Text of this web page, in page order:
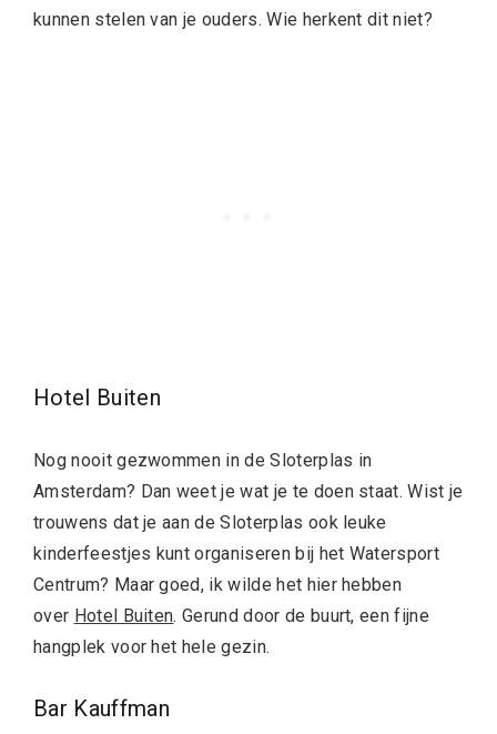
kunnen stelen van je ouders. Wie herkent dit niet?
Hotel Buiten
Nog nooit gezwommen in de Sloterplas in
Amsterdam? Dan weet je wat je te doen staat. Wist je
trouwens dat je aan de Sloterplas ook leuke
kinderfeestjes kunt organiseren bij het Watersport
Centrum? Maar goed, ik wilde het hier hebben
over Hotel Buiten. Gerund door de buurt, een fijne
hangplek voor het hele gezin.
Bar Kauffman